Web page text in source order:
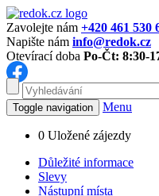
Zavolejte nám +420 461 530
Napište nám info@redok.cz
Otevírací doba Po-Čt: 8:30-
Toggle navigation Menu
0 Uložené zájezdy
Důležité informace
Slevy
Nástupní místa